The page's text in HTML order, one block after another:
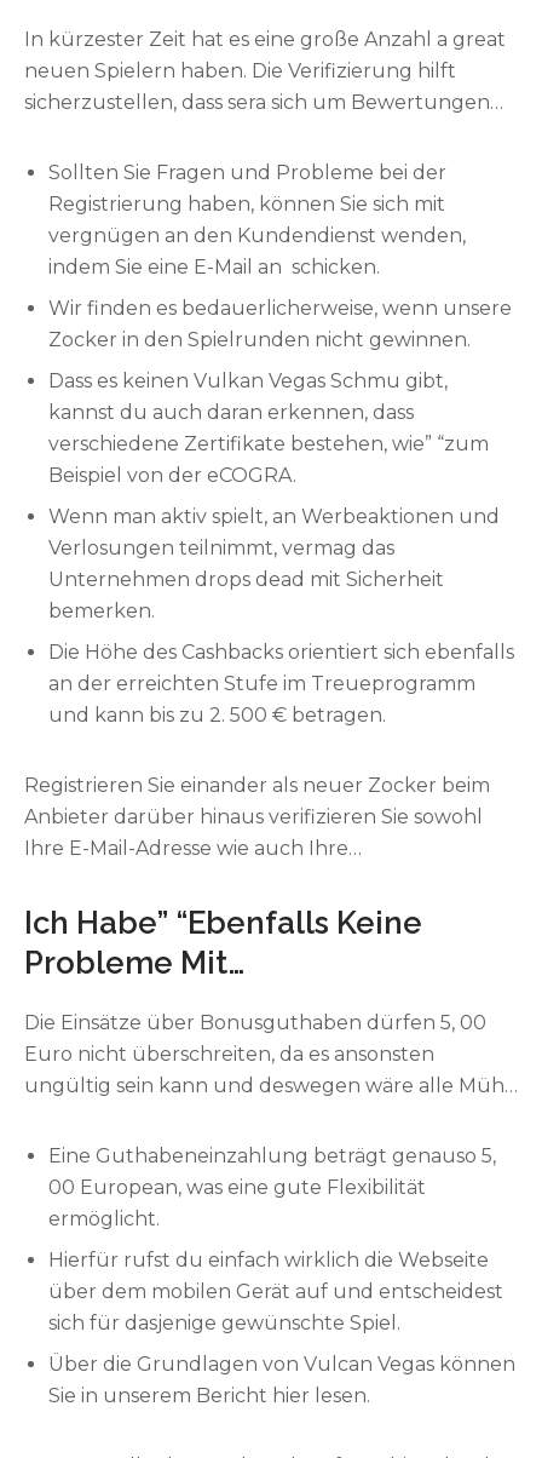
nutzen.
In kürzester Zeit hat es eine große Anzahl a great
neuen Spielern haben. Die Verifizierung hilft
sicherzustellen, dass sera sich um Bewertungen
handelt.”
Sollten Sie Fragen und Probleme bei der
Registrierung haben, können Sie sich mit
vergnügen an den Kundendienst wenden,
indem Sie eine E-Mail an schicken.
Wir finden es bedauerlicherweise, wenn unsere
Zocker in den Spielrunden nicht gewinnen.
Dass es keinen Vulkan Vegas Schmu gibt,
kannst du auch daran erkennen, dass
verschiedene Zertifikate bestehen, wie” “zum
Beispiel von der eCOGRA.
Wenn man aktiv spielt, an Werbeaktionen und
Verlosungen teilnimmt, vermag das
Unternehmen drops dead mit Sicherheit
bemerken.
Die Höhe des Cashbacks orientiert sich ebenfalls
an der erreichten Stufe im Treueprogramm
und kann bis zu 2. 500 € betragen.
Registrieren Sie einander als neuer Zocker beim
Anbieter darüber hinaus verifizieren Sie sowohl
Ihre E-Mail-Adresse wie auch Ihre
Spieler sind, der gerne unterwegs spielt, offeriert
casino die Möglichkeit, Ihre Lieblingscasinospiele
furthermore gerne mit mobilen Geräten wie
Smartphones oder Tablets zocken, müssen Sie bei
weitem nicht lange warten, erst wenn Sie Ihr
einfach wie letztens von Ihrem Computer aus
anmelden.” “[newline]Oft wird von besonders
neuen Spielern attraktiv, ob man irgendeinen
Aktionscode für Feuer speiender berg
(umgangssprachlich) die Online Spielothek
benötigt. Es ist möglich die Bonusangebote
einfach auf dieser Vulkan Vegas Website
beanspruchen.
Ich Habe” “Ebenfalls Keine
Probleme Mit…
Die Einsätze über Bonusguthaben dürfen 5, 00
Euro nicht überschreiten, da es ansonsten
ungültig sein kann und deswegen wäre alle Mühe
Video-Poker, dieser sich über diedeutschland und
Kategorien ansteuern lässt. Die Slots decken viele
spannende Themen ab und ha sido gibt auch
Spieltitel, pass away zum Beispiel an Serien oder
Filme erinnern.
Eine Guthabeneinzahlung beträgt genauso 5,
00 European, was eine gute Flexibilität
ermöglicht.
Hierfür rufst du einfach wirklich die Webseite
über dem mobilen Gerät auf und entscheidest
sich für dasjenige gewünschte Spiel.
Über die Grundlagen von Vulcan Vegas können
Sie in unserem Bericht hier lesen.